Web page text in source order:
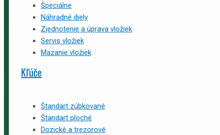
Špeciálne
Náhradné diely
Zjednotenie a úprava vložiek
Servis vložiek
Mazanie vložiek
Kľúče
Štandart zúbkované
Štandart ploché
Dozické a trezorové